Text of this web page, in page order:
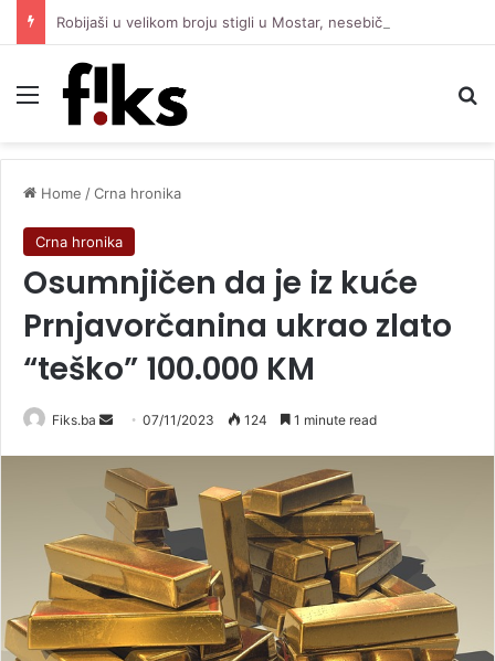
Menu
Home /Crna hronika
Crna hronika
Osumnjičen da je iz kuće
Prnjavorčanina ukrao zlato
“teško” 100.000 KM
Fiks.ba
Send
email
07/11/2023 124 1 minute read